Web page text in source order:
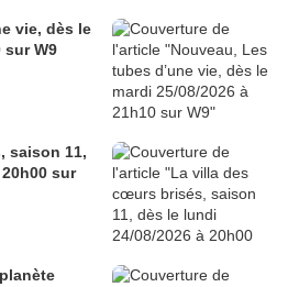
vie, dès le
sur W9
saison 11,
sur